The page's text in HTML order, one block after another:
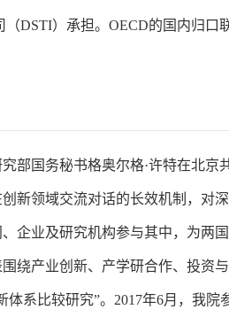
DSTI）承担。OECD的国内归
部国务秘书格奥尔格·许特在北
新领域交流对话的长效机制，对
企业及研究机构参与其中，为两
绕产业创新、产学研合作、投资
系比较研究”。2017年6月，我院